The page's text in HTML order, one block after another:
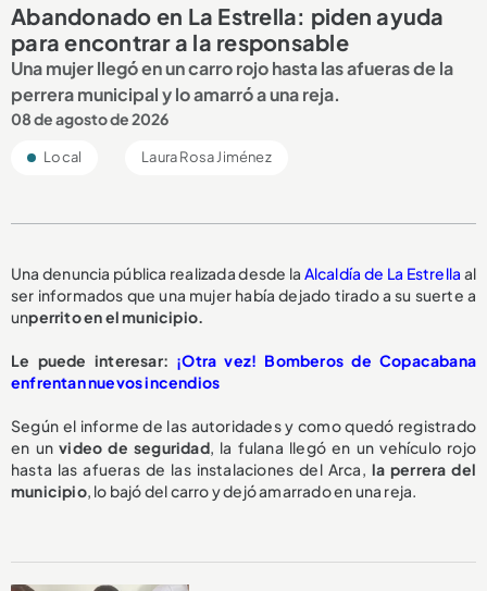
Abandonado en La Estrella: piden ayuda
para encontrar a la responsable
Una mujer llegó en un carro rojo hasta las afueras de la
perrera municipal y lo amarró a una reja.
08 de agosto de 2026
Local Laura Rosa Jiménez
Una denuncia pública realizada desde la Alcaldía de La Estrella al
ser informados que una mujer había dejado tirado a su suerte a
unperrito en el municipio.
Le puede interesar: ¡Otra vez! Bomberos de Copacabana
enfrentan nuevos incendios
Según el informe de las autoridades y como quedó registrado
en unvideo de seguridad, la fulana llegó en un vehículo rojo
hasta las afueras de las instalaciones del Arca, la perrera del
municipio, lo bajó del carro y dejó amarrado en una reja.